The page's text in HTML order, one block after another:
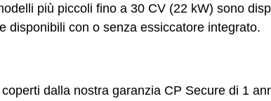
più piccoli fino a 30 CV (22 kW) sono
disponibili con o senza essiccatore integrato.
dalla nostra garanzia CP Secure di 1